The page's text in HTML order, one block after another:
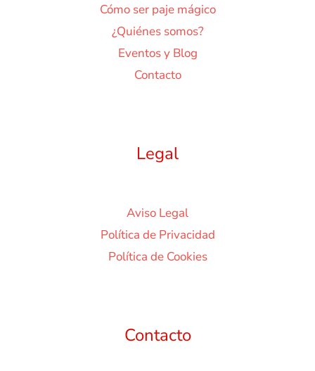
Cómo ser paje mágico
¿Quiénes somos?
Eventos y Blog
Contacto
Legal
Aviso Legal
Política de Privacidad
Política de Cookies
Contacto